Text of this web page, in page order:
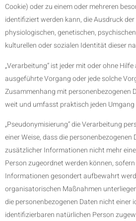
Cookie) oder zu einem oder mehreren
identifiziert werden kann, die Ausdruck
physiologischen, genetischen,
kulturellen oder sozialen Identität dieser
„Verarbeitung“ ist jeder mit oder ohne
ausgeführte Vorgang oder jede solche
Zusammenhang mit personenbezogenen
weit und umfasst praktisch jeden
„Pseudonymisierung“ die Verarbeitung
einer Weise, dass die
zusätzlicher Informationen nicht mehr
Person zugeordnet werden können,
Informationen gesondert aufbewahrt
organisatorischen Maßnahmen
die personenbezogenen Daten nicht einer
identifizierbaren natürlichen Person